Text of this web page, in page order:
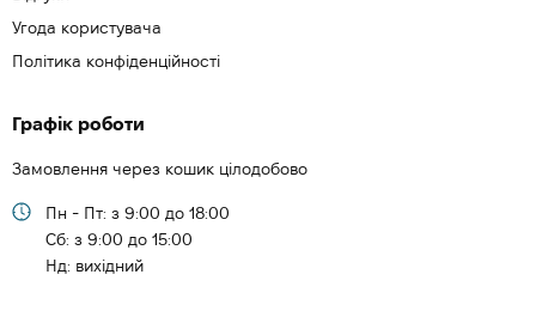
Угода користувача
Політика конфіденційності
Графік роботи
Замовлення через кошик цілодобово
Пн - Пт: з 9:00 до 18:00
Cб: з 9:00 до 15:00
Нд: вихідний